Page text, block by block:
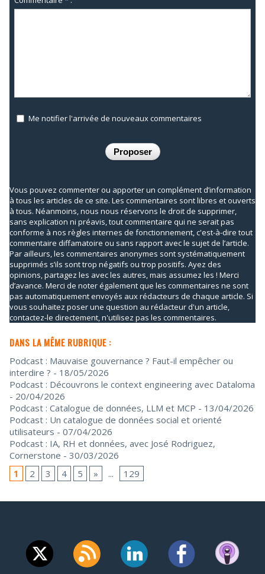
Me notifier l'arrivée de nouveaux commentaires
Vous pouvez commenter ou apporter un complément d’information
à tous les articles de ce site. Les commentaires sont libres et ouverts
à tous. Néanmoins, nous nous réservons le droit de supprimer,
sans explication ni préavis, tout commentaire qui ne serait pas
conforme à nos règles internes de fonctionnement, c'est-à-dire tout
commentaire diffamatoire ou sans rapport avec le sujet de l’article.
Par ailleurs, les commentaires anonymes sont systématiquement
supprimés s’ils sont trop négatifs ou trop positifs. Ayez des
opinions, partagez les avec les autres, mais assumez les ! Merci
d’avance. Merci de noter également que les commentaires ne sont
pas automatiquement envoyés aux rédacteurs de chaque article. Si
vous souhaitez poser une question au rédacteur d'un article,
contactez-le directement, n'utilisez pas les commentaires.
DANS LA MÊME RUBRIQUE :
Podcast : Mauvaise gouvernance ? Faut-il empêcher ou
interdire ? - 18/05/2026
Podcast : Découvrons le context engineering avec Dataloma
- 20/04/2026
Podcast : Catalogue de données, LLM et MCP - 13/04/2026
Podcast : Un catalogue de données social et orienté
utilisateurs - 07/04/2026
Podcast : IA, RH et données, avec José Rodriguez,
Cornerstone - 30/03/2026
1
2 3 4 5 » ... 129